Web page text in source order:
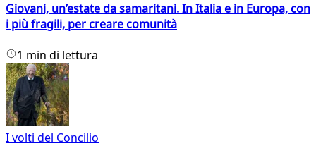
Giovani, un’estate da samaritani. In Italia e in Europa, con
i più fragili, per creare comunità
1 min di lettura
I volti del Concilio